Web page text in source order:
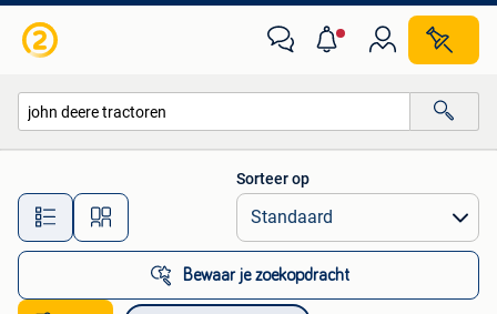
Alle afstanden…
Sorteer op
Bewaar je zoekopdracht